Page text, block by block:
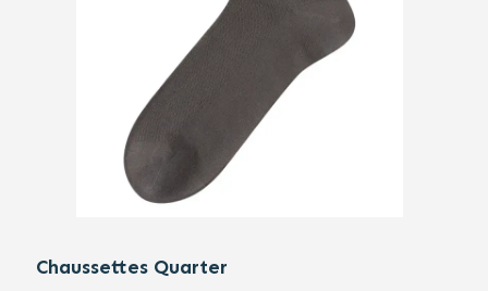
Chaussettes Quarter